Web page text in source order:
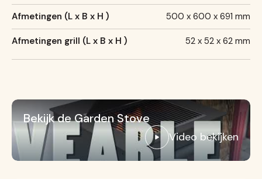
Afmetingen (L x B x H ) 500 x 600 x 691 mm
Afmetingen grill (L x B x H ) 52 x 52 x 62 mm
Bekijk de Garden Stove
Video bekijken